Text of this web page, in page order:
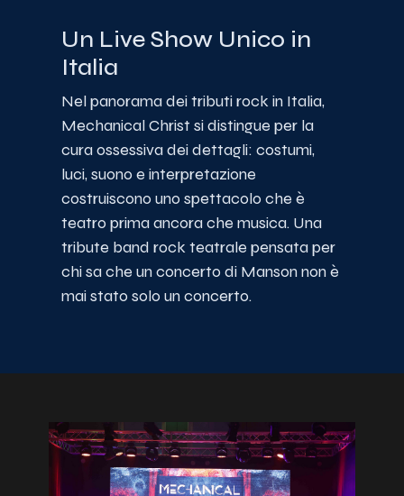
Un Live Show Unico in
Italia
Nel panorama dei tributi rock in Italia,
Mechanical Christ si distingue per la
cura ossessiva dei dettagli: costumi,
luci, suono e interpretazione
costruiscono uno spettacolo che è
teatro prima ancora che musica. Una
tribute band rock teatrale pensata per
chi sa che un concerto di Manson non è
mai stato solo un concerto.